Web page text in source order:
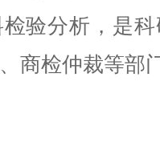
验分析，是
商检仲裁等部